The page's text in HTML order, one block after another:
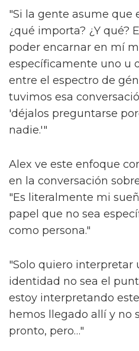
Alex compara 'The
quinteto icónico: las
tan diferentes",
esto, uno que es
formas. Ojalá todos
importante."
Ese concepto de
discutido en círculos de
entretenimiento como
promover la diversidad,
inclusión son
artes, las historias
permanecer – no solo
se sientan vistas, sino